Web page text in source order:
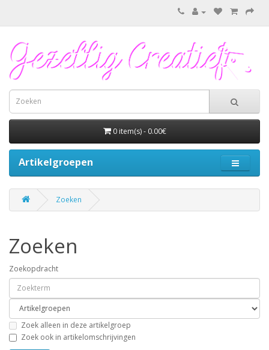
0 item(s) - 0.00€
Artikelgroepen
Zoeken
Zoeken
Zoekopdracht
Zoek alleen in deze artikelgroep
Zoek ook in artikelomschrijvingen